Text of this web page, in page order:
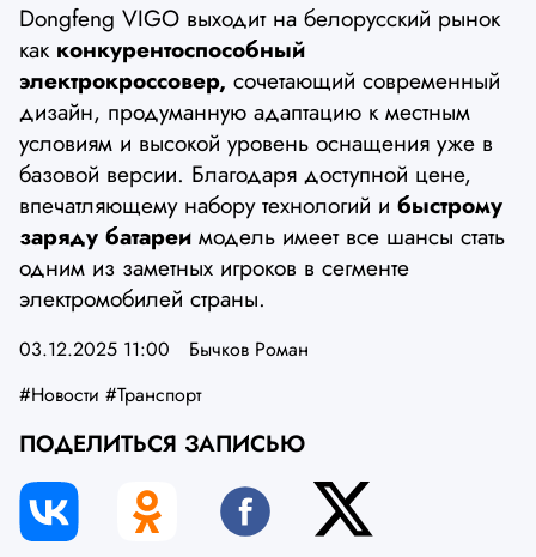
Dongfeng VIGO выходит на белорусский рынок
как конкурентоспособный
электрокроссовер, сочетающий современный
дизайн, продуманную адаптацию к местным
условиям и высокой уровень оснащения уже в
базовой версии. Благодаря доступной цене,
впечатляющему набору технологий и быстрому
заряду батареи модель имеет все шансы стать
одним из заметных игроков в сегменте
электромобилей страны.
03.12.2025 11:00
Бычков Роман
#Новости #Транспорт
ПОДЕЛИТЬСЯ ЗАПИСЬЮ